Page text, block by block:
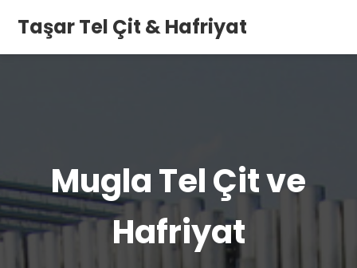
Taşar Tel Çit & Hafriyat
Mugla Tel Çit ve
Hafriyat